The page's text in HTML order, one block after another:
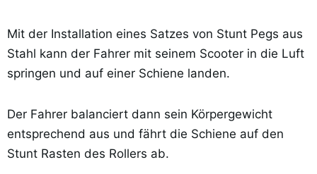
Mit der Installation eines Satzes von Stunt Pegs aus
Stahl kann der Fahrer mit seinem Scooter in die Luft
springen und auf einer Schiene landen.
Der Fahrer balanciert dann sein Körpergewicht
entsprechend aus und fährt die Schiene auf den
Stunt Rasten des Rollers ab.